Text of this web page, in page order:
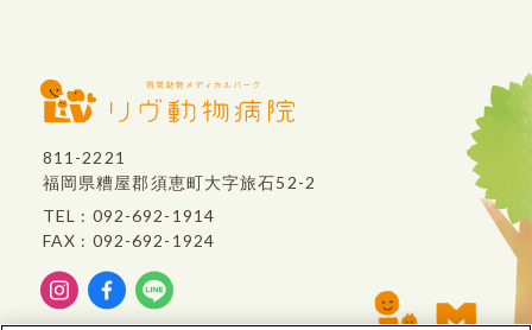
811-2221
福岡県糟屋郡須恵町大字旅石52-2
TEL : 092-692-1914
FAX : 092-692-1924